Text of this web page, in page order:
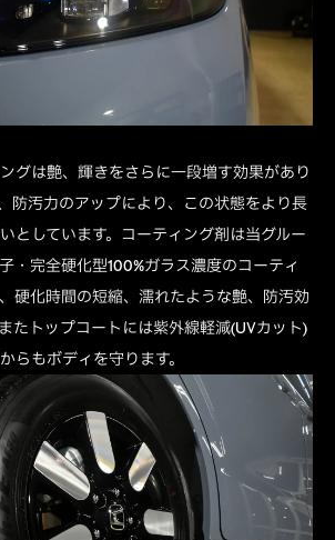
グは艶、輝きをさらに一段増す効果があり
防汚力のアップにより、この状態をより長
としています。コーティング剤は当グルー
・完全硬化型100%ガラス濃度のコーティ
硬化時間の短縮、濡れたような艶、防汚効
たトップコートには紫外線軽減(UVカット)
らもボディを守ります。